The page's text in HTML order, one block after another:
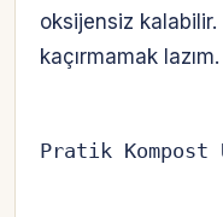
oksijensiz
kaçırmamak lazım.
Pratik